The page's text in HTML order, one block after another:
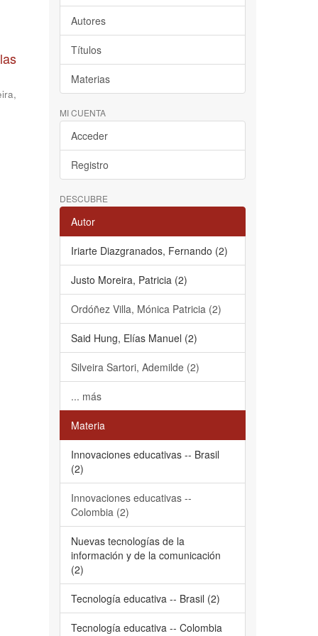
Autores
Títulos
Materias
MI CUENTA
Acceder
Registro
DESCUBRE
Autor
Iriarte Diazgranados, Fernando (2)
Justo Moreira, Patricia (2)
Ordóñez Villa, Mónica Patricia (2)
Said Hung, Elías Manuel (2)
Silveira Sartori, Ademilde (2)
... más
Materia
Innovaciones educativas -- Brasil
(2)
Innovaciones educativas --
Colombia (2)
Nuevas tecnologías de la
información y de la comunicación
(2)
Tecnología educativa -- Brasil (2)
Tecnología educativa -- Colombia